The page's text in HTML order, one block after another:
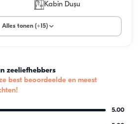
Kabin Duşu
Alles tonen (+15)
zeeliefhebbers
best beoordeelde en meest
5.00